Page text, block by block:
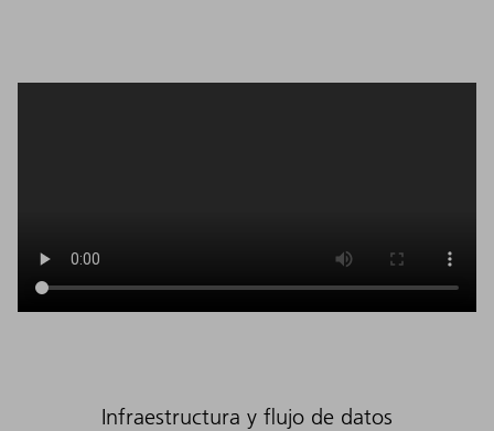
Infraestructura y flujo de datos